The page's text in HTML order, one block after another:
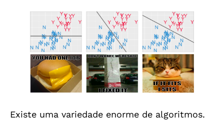
Existe uma variedade enorme de algoritmos.